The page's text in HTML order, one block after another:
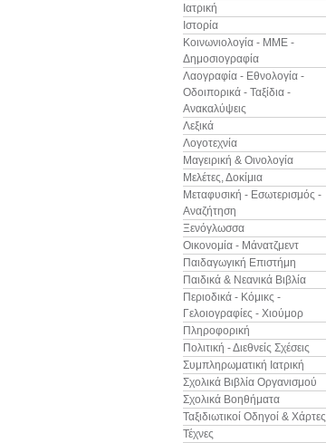
Ιατρική
Ιστορία
Κοινωνιολογία - ΜΜΕ -
Δημοσιογραφία
Λαογραφία - Εθνολογία -
Οδοιπορικά - Ταξίδια -
Ανακαλύψεις
Λεξικά
Λογοτεχνία
Μαγειρική & Οινολογία
Μελέτες, Δοκίμια
Μεταφυσική - Εσωτερισμός -
Αναζήτηση
Ξενόγλωσσα
Οικονομία - Μάνατζμεντ
Παιδαγωγική Επιστήμη
Παιδικά & Νεανικά Βιβλία
Περιοδικά - Κόμικς -
Γελοιογραφίες - Χιούμορ
Πληροφορική
Πολιτική - Διεθνείς Σχέσεις
Συμπληρωματική Ιατρική
Σχολικά Βιβλία Οργανισμού
Σχολικά Βοηθήματα
Ταξιδιωτικοί Οδηγοί & Χάρτες
Τέχνες